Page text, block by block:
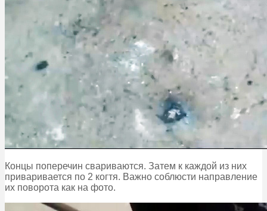
Концы поперечин свариваются. Затем к каждой из них
приваривается по 2 когтя. Важно соблюсти направление
их поворота как на фото.